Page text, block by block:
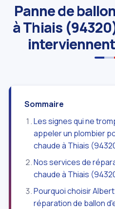
Panne de
à Thiais
Sommaire
Les signes qui ne
appeler un plombier
chaude à Thiais
Nos services de
chaude à Thiais
Pourquoi choisir
réparation de ballon